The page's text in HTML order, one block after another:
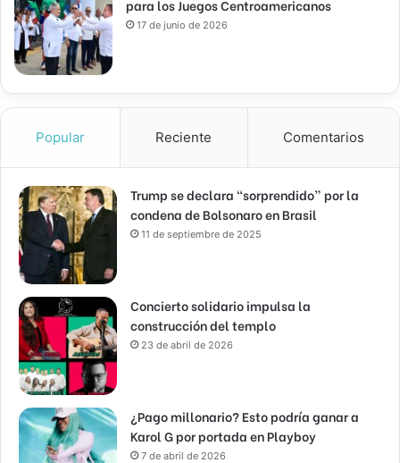
para los Juegos Centroamericanos
17 de junio de 2026
Popular Reciente Comentarios
Trump se declara “sorprendido” por la
condena de Bolsonaro en Brasil
11 de septiembre de 2025
Concierto solidario impulsa la
construcción del templo
23 de abril de 2026
¿Pago millonario? Esto podría ganar a
Karol G por portada en Playboy
7 de abril de 2026